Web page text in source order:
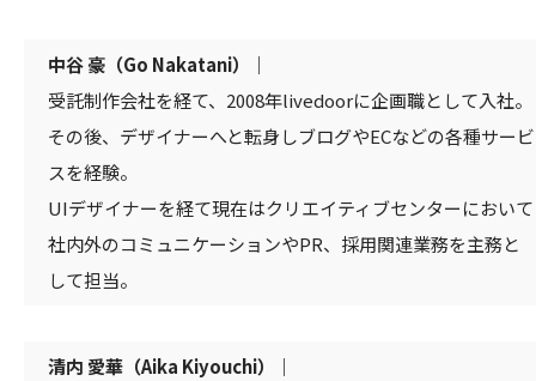
中谷 豪（Go Nakatani）｜
受託制作会社を経て、2008年livedoorに企画職として入社。
その後、デザイナーへと転身しブログやECなどの各種サービ
スを経験。
UIデザイナーを経て現在はクリエイティブセンターにおいて
社内外のコミュニケーションやPR、採用関連業務を主務と
して担当。
清内 愛華（Aika Kiyouchi）｜